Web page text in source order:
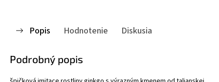
Popis Hodnotenie Diskusia
Podrobný popis